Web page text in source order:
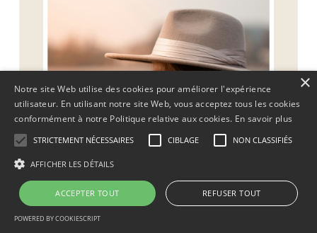
×
Notre site Web utilise des cookies pour améliorer l'expérience
utilisateur. En utilisant notre site Web, vous acceptez tous les cookies
conformément à notre Politique relative aux cookies. En savoir plus
STRICTEMENT NÉCESSAIRES CIBLAGE NON CLASSIFIÉS
AFFICHER LES DÉTAILS
ACCEPTER TOUT REFUSER TOUT
POWERED BY COOKIESCRIPT